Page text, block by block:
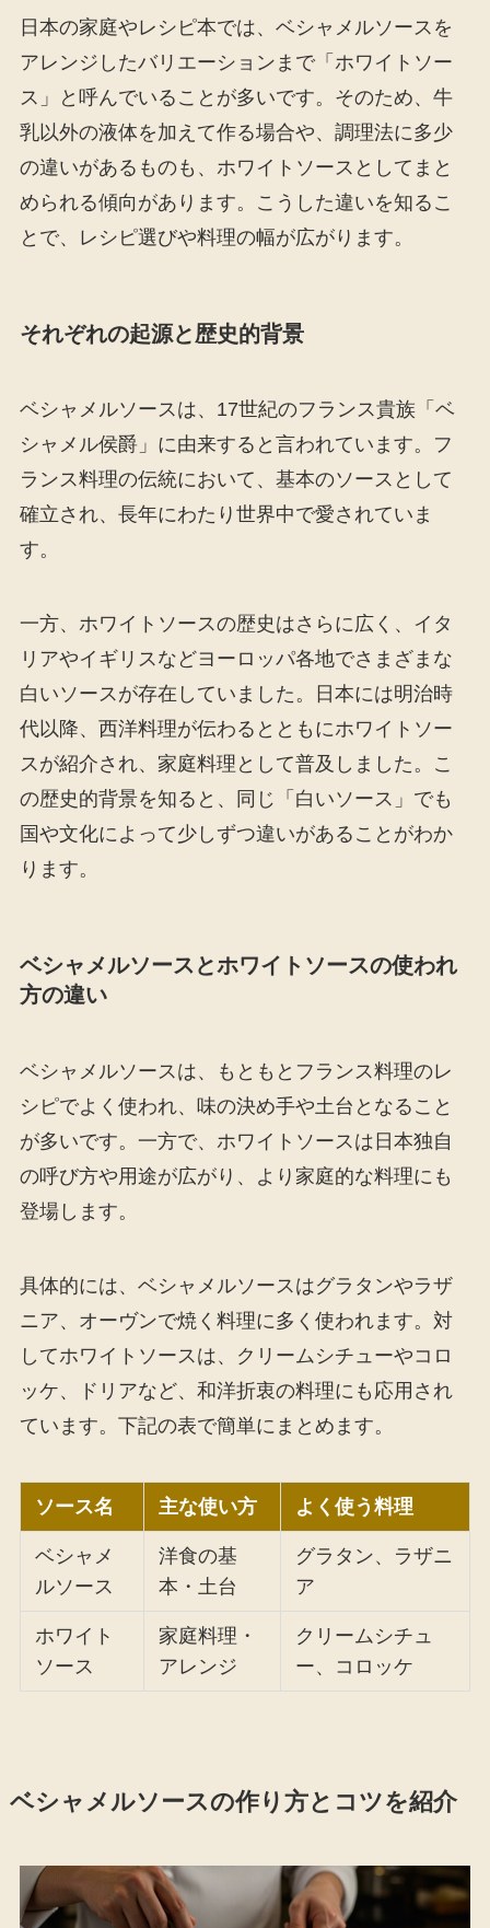
日本の家庭やレシピ本では、ベシャメルソースを
アレンジしたバリエーションまで「ホワイトソー
ス」と呼んでいることが多いです。そのため、牛
乳以外の液体を加えて作る場合や、調理法に多少
の違いがあるものも、ホワイトソースとしてまと
められる傾向があります。こうした違いを知るこ
とで、レシピ選びや料理の幅が広がります。
それぞれの起源と歴史的背景
ベシャメルソースは、17世紀のフランス貴族「ベ
シャメル侯爵」に由来すると言われています。フ
ランス料理の伝統において、基本のソースとして
確立され、長年にわたり世界中で愛されていま
す。
一方、ホワイトソースの歴史はさらに広く、イタ
リアやイギリスなどヨーロッパ各地でさまざまな
白いソースが存在していました。日本には明治時
代以降、西洋料理が伝わるとともにホワイトソー
スが紹介され、家庭料理として普及しました。こ
の歴史的背景を知ると、同じ「白いソース」でも
国や文化によって少しずつ違いがあることがわか
ります。
ベシャメルソースとホワイトソースの使われ
方の違い
ベシャメルソースは、もともとフランス料理のレ
シピでよく使われ、味の決め手や土台となること
が多いです。一方で、ホワイトソースは日本独自
の呼び方や用途が広がり、より家庭的な料理にも
登場します。
具体的には、ベシャメルソースはグラタンやラザ
ニア、オーヴンで焼く料理に多く使われます。対
してホワイトソースは、クリームシチューやコロ
ッケ、ドリアなど、和洋折衷の料理にも応用され
ています。下記の表で簡単にまとめます。
ソース名 主な使い方 よく使う料理
ベシャメ
ルソース
洋食の基
本・土台
グラタン、ラザニ
ア
ホワイト
ソース
家庭料理・
アレンジ
クリームシチュ
ー、コロッケ
ベシャメルソースの作り方とコツを紹介